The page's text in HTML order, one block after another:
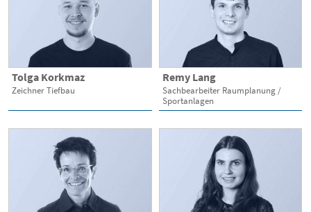
Tolga Korkmaz
Zeichner Tiefbau
Remy Lang
Sachbearbeiter Raumplanung /
Sportanlagen